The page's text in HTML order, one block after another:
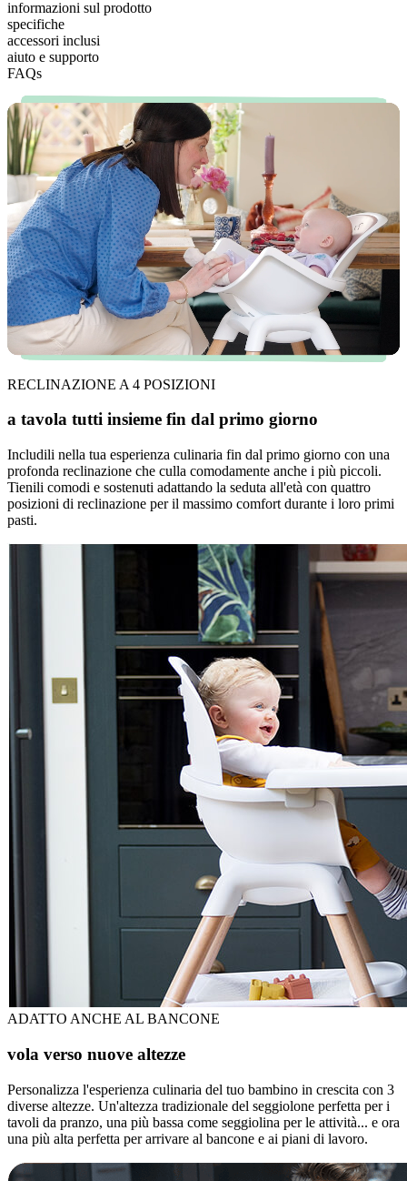
informazioni sul prodotto
specifiche
accessori inclusi
aiuto e supporto
FAQs
RECLINAZIONE A 4 POSIZIONI
a tavola tutti insieme fin dal primo giorno
Includili nella tua esperienza culinaria fin dal primo giorno con una
profonda reclinazione che culla comodamente anche i più piccoli.
Tienili comodi e sostenuti adattando la seduta all'età con quattro
posizioni di reclinazione per il massimo comfort durante i loro primi
pasti.
ADATTO ANCHE AL BANCONE
vola verso nuove altezze
Personalizza l'esperienza culinaria del tuo bambino in crescita con 3
diverse altezze. Un'altezza tradizionale del seggiolone perfetta per i
tavoli da pranzo, una più bassa come seggiolina per le attività... e ora
una più alta perfetta per arrivare al bancone e ai piani di lavoro.